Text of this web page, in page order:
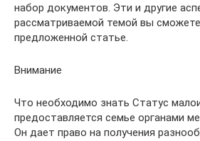
набор документов. Эти и другие
рассматриваемой темой вы
предложенной статье.
Внимание
Что необходимо знать Статус
предоставляется семье органами
Он дает право на получения